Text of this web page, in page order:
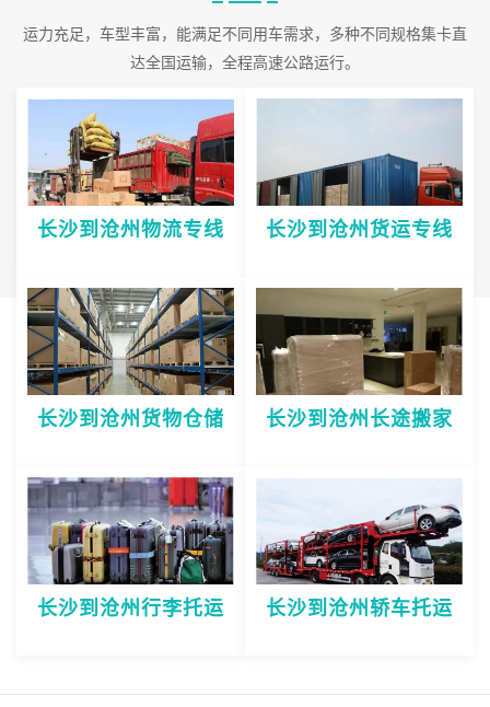
运力充足，车型丰富，能满足不同用车需求，多种不同规格集卡直
达全国运输，全程高速公路运行。
长沙到沧州物流专线 长沙到沧州货运专线
长沙到沧州货物仓储 长沙到沧州长途搬家
长沙到沧州行李托运 长沙到沧州轿车托运